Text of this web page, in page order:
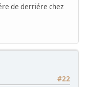
de derriére chez
#22